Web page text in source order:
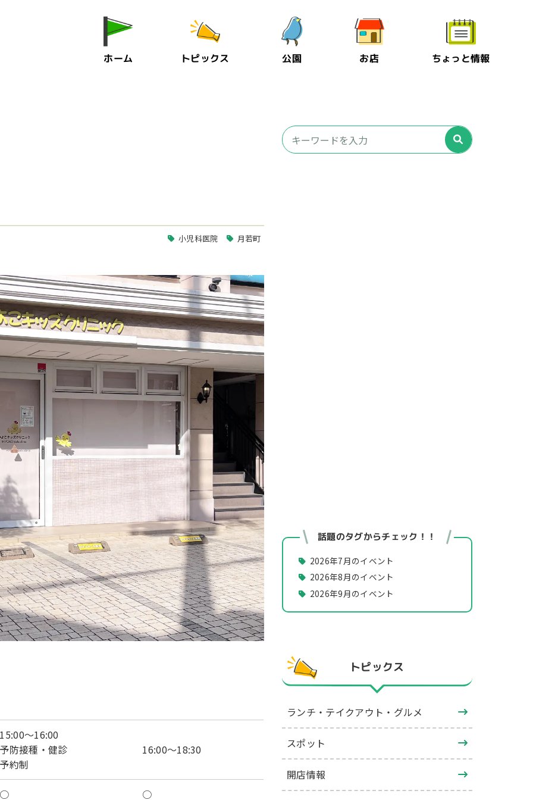
ホーム トピックス 公園 お店 ちょっと情報
小児科医院 月若町
15:00～16:00
予防接種・健診
予約制
16:00～18:30
○ ○
話題のタグからチェック！！
2026年7月のイベント
2026年8月のイベント
2026年9月のイベント
トピックス
ランチ・テイクアウト・グルメ
スポット
開店情報